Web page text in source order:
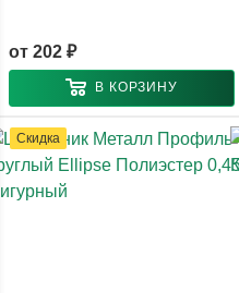
от 202 ₽
В КОРЗИНУ
Скидка